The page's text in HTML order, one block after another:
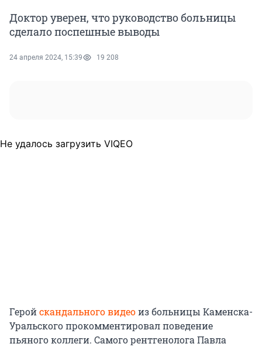
Доктор уверен, что руководство больницы
сделало поспешные выводы
24 апреля 2024, 15:39 19 208
Не удалось загрузить VIQEO
Геройскандального видеоиз больницы Каменска-
Уральского прокомментировал поведение
пьяного коллеги. Самого рентгенолога Павла